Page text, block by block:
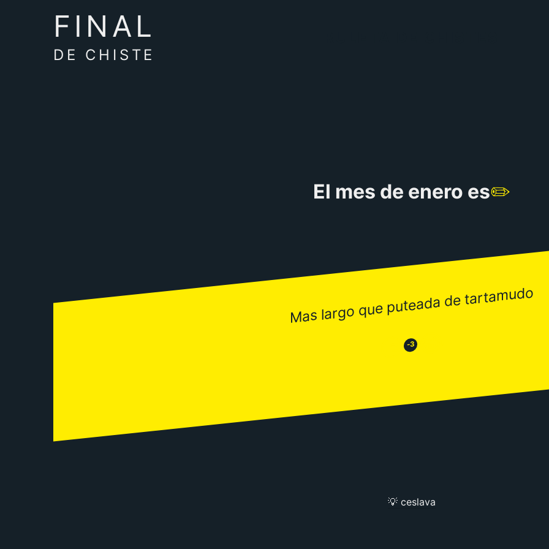
FINAL
DE CHISTE
El mes de enero es✏️
Mas largo que puteada de tartamudo
😒 -3 😂
💡 ceslava